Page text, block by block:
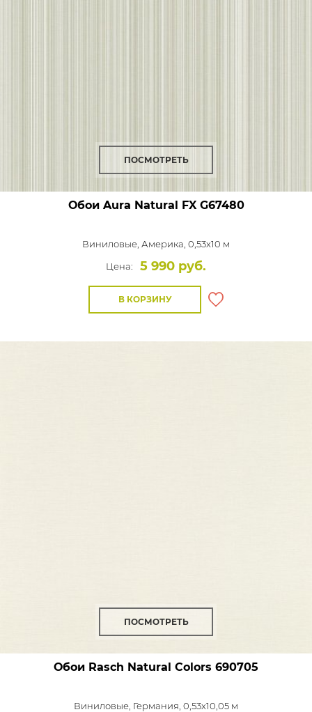
ПОСМОТРЕТЬ
Обои Aura Natural FXG67480
Виниловые, Америка, 0,53x10 м
Цена:
5 990 руб.
В КОРЗИНУ
ПОСМОТРЕТЬ
Обои Rasch Natural Colors 690705
Виниловые, Германия, 0,53x10,05 м